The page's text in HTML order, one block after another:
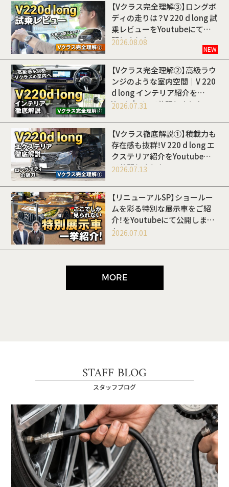
【Vクラス完全理解③】ロングボ
ディの走りは？V 220 d long 試
乗レビューをYoutubeにて公
開しました
2026.08.08
NEW
【Vクラス完全理解②】高級ラウ
ンジのような室内空間｜V 220
d long インテリア紹介を
Youtubeにて公開しました
2026.07.31
【Vクラス徹底解説①】積載力も
存在感も抜群！V 220 d long エ
クステリア紹介をYoutubeに
て公開しました
2026.07.13
【リニューアルSP】ショールー
ムを彩る特別な展示車をご紹
介！をYoutubeにて公開しまし
た
2026.07.01
MORE
STAFF BLOG
スタッフブログ